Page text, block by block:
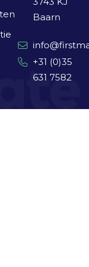
Baarn
+31 (0)35
631 7582